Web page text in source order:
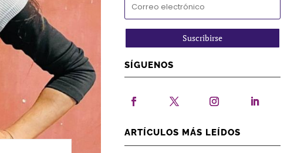
Suscribirse
SÍGUENOS
ARTÍCULOS MÁS LEÍDOS